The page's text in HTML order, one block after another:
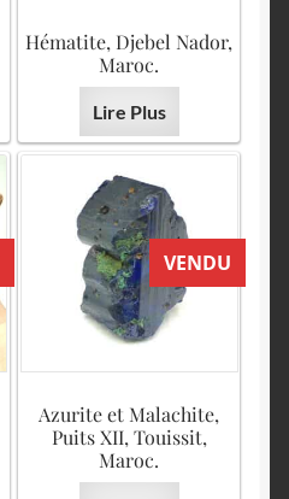
Hématite, Djebel Nador,
Maroc.
Lire Plus
VENDU
Azurite et Malachite,
Puits XII, Touissit,
Maroc.